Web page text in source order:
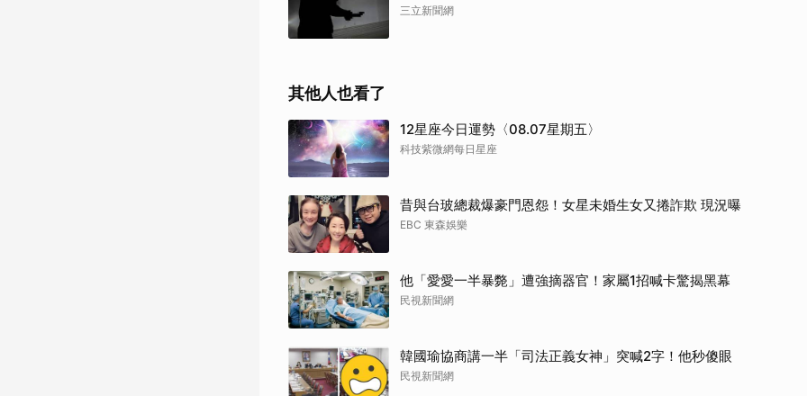
三立新聞網
其他人也看了
12星座今日運勢〈08.07星期五〉
科技紫微網每日星座
昔與台玻總裁爆豪門恩怨！女星未婚生女又捲詐欺 現況曝
EBC 東森娛樂
他「愛愛一半暴斃」遭強摘器官！家屬1招喊卡驚揭黑幕
民視新聞網
韓國瑜協商講一半「司法正義女神」突喊2字！他秒傻眼
民視新聞網